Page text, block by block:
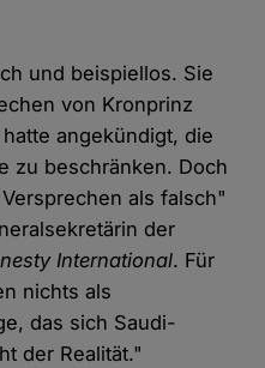
und beispiellos. Sie
von Kronprinz
angekündigt, die
zu beschränken. Doch
als falsch"
der
International. Für
nichts als
das sich Saudi-
der Realität."